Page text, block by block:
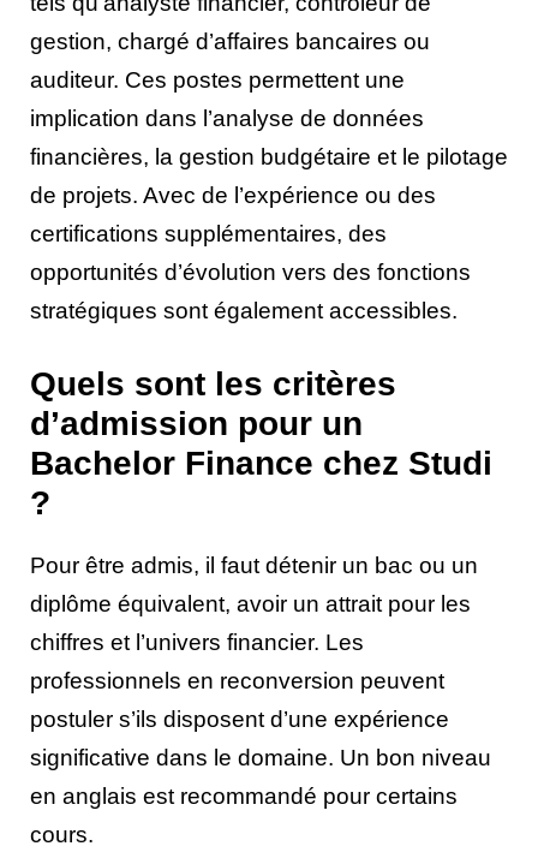
gestion, chargé d’affaires bancaires ou
auditeur. Ces postes permettent une
implication dans l’analyse de données
financières, la gestion budgétaire et le pilotage
de projets. Avec de l’expérience ou des
certifications supplémentaires, des
opportunités d’évolution vers des fonctions
stratégiques sont également accessibles.
Quels sont les critères
d’admission pour un
Bachelor Finance chez Studi
?
Pour être admis, il faut détenir un bac ou un
diplôme équivalent, avoir un attrait pour les
chiffres et l’univers financier. Les
professionnels en reconversion peuvent
postuler s’ils disposent d’une expérience
significative dans le domaine. Un bon niveau
en anglais est recommandé pour certains
cours.